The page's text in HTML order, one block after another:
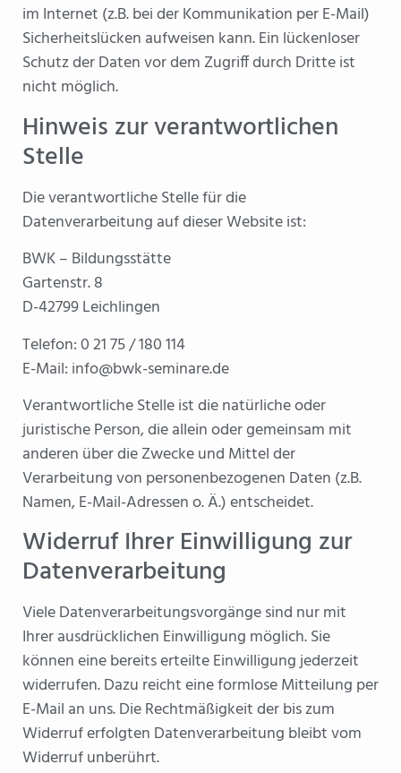
im Internet (z.B. bei der Kommunikation per E-Mail)
Sicherheitslücken aufweisen kann. Ein lückenloser
Schutz der Daten vor dem Zugriff durch Dritte ist
nicht möglich.
Hinweis zur verantwortlichen
Stelle
Die verantwortliche Stelle für die
Datenverarbeitung auf dieser Website ist:
BWK – Bildungsstätte
Gartenstr. 8
D-42799 Leichlingen
Telefon: 0 21 75 / 180 114
E-Mail: info@bwk-seminare.de
Verantwortliche Stelle ist die natürliche oder
juristische Person, die allein oder gemeinsam mit
anderen über die Zwecke und Mittel der
Verarbeitung von personenbezogenen Daten (z.B.
Namen, E-Mail-Adressen o. Ä.) entscheidet.
Widerruf Ihrer Einwilligung zur
Datenverarbeitung
Viele Datenverarbeitungsvorgänge sind nur mit
Ihrer ausdrücklichen Einwilligung möglich. Sie
können eine bereits erteilte Einwilligung jederzeit
widerrufen. Dazu reicht eine formlose Mitteilung per
E-Mail an uns. Die Rechtmäßigkeit der bis zum
Widerruf erfolgten Datenverarbeitung bleibt vom
Widerruf unberührt.